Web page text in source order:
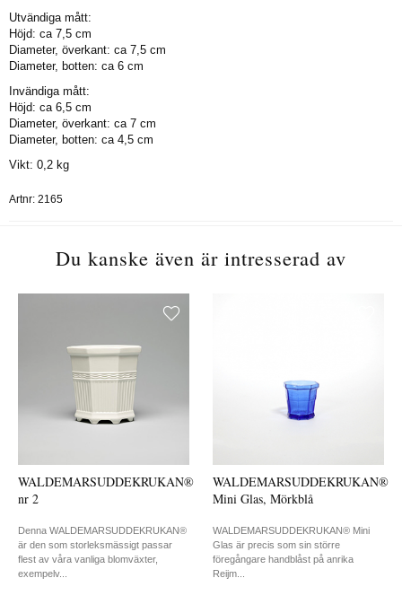
Utvändiga mått:
Höjd: ca 7,5 cm
Diameter, överkant: ca 7,5 cm
Diameter, botten: ca 6 cm
Invändiga mått:
Höjd: ca 6,5 cm
Diameter, överkant: ca 7 cm
Diameter, botten: ca 4,5 cm
Vikt: 0,2 kg
Artnr: 2165
Du kanske även är intresserad av
WALDEMARSUDDEKRUKAN®
nr 2
Denna WALDEMARSUDDEKRUKAN®
är den som storleksmässigt passar
flest av våra vanliga blomväxter,
exempelv...
WALDEMARSUDDEKRUKAN®
Mini Glas, Mörkblå
WALDEMARSUDDEKRUKAN® Mini
Glas är precis som sin större
föregångare handblåst på anrika
Reijm...